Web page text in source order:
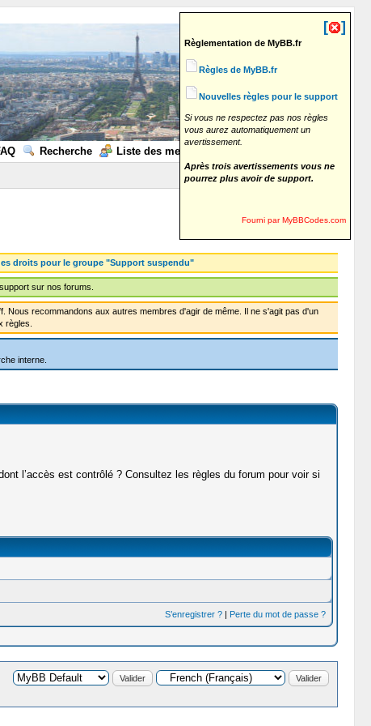
Recherche Liste des membres
[ ]
Règlementation de MyBB.fr
Règles de MyBB.fr
Nouvelles règles pour le support
Si vous ne respectez pas nos règles
vous aurez automatiquement un
avertissement.
Après trois avertissements vous ne
pourrez plus avoir de support.
Fourni par MyBBCodes.com
droits pour le groupe "Support suspendu"
sur nos forums.
Nous recommandons aux autres membres d'agir de même. Il ne s'agit pas d'un
règles.
interne.
l’accès est contrôlé ? Consultez les règles du forum pour voir si
S’enregistrer ?| Perte du mot de passe ?